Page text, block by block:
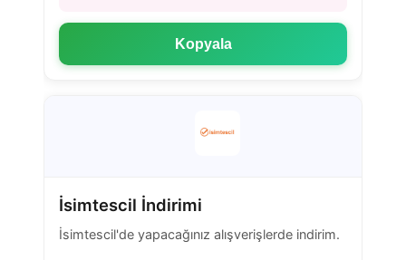
Kopyala
İsimtescil İndirimi
İsimtescil'de yapacağınız alışverişlerde indirim.